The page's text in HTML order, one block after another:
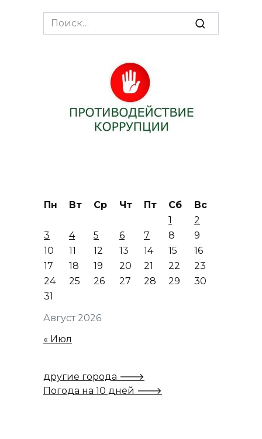
Search
for:
Август 2026
Пн Вт Ср Чт Пт Сб
Вс
1
2
3
4 5 6 7 8
9
10
11 12 13 14 15
16
17
18 19 20 21 22
23
24
25 26 27 28 29
30
31
« Июл
другие города 🡒
Погода на 10 дней 🡒